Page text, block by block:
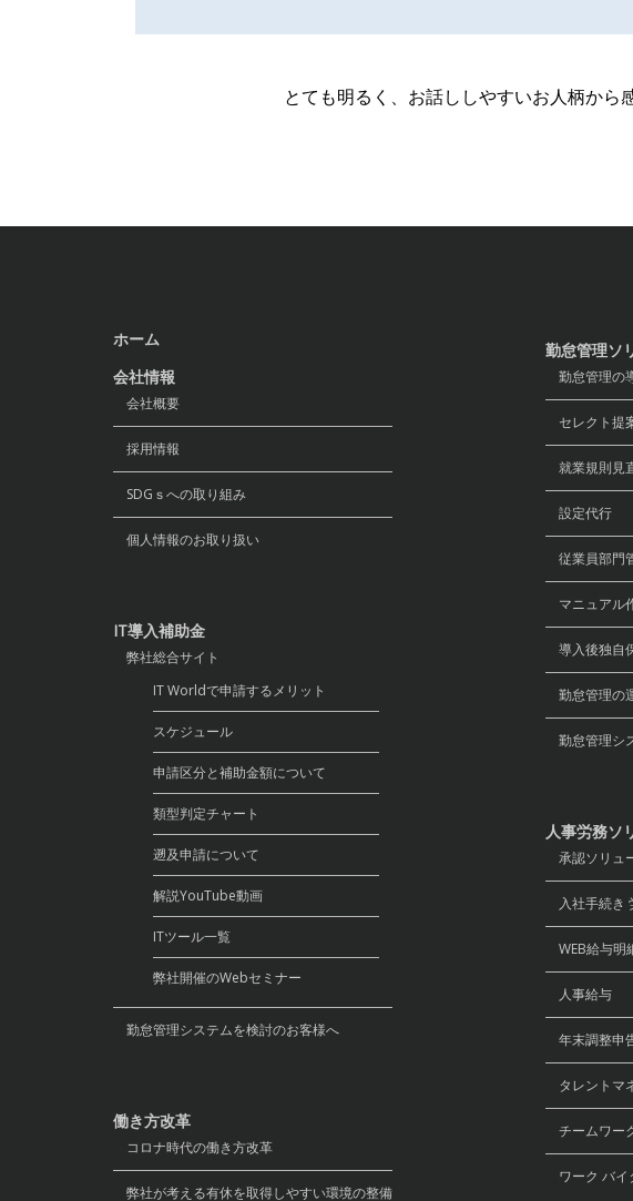
とても明るく、お話ししやすいお人柄から
ホーム
会社情報
会社概要
採用情報
SDGｓへの取り組み
個人情報のお取り扱い
IT導入補助金
弊社総合サイト
IT Worldで申請するメリット
スケジュール
申請区分と補助金額について
類型判定チャート
遡及申請について
解説YouTube動画
ITツール一覧
弊社開催のWebセミナー
勤怠管理システムを検討のお客様へ
働き方改革
コロナ時代の働き方改革
弊社が考える有休を取得しやすい環境の整備
勤怠管理ソ
勤怠管理の
セレクト提
就業規則見
設定代行
従業員部門
マニュアル
導入後独自
勤怠管理の
勤怠管理シ
人事労務ソ
承認ソリュ
入社手続き
WEB給与明
人事給与
年末調整申
タレントマ
チームワー
ワーク バイ